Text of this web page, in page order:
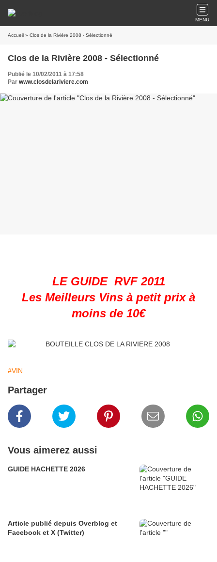
MENU
Accueil » Clos de la Rivière 2008 - Sélectionné
Clos de la Rivière 2008 - Sélectionné
Publié le 10/02/2011 à 17:58
Par www.closdelariviere.com
LE GUIDE RVF 2011
Les Meilleurs Vins à petit prix à
moins de 10€
#VIN
Partager
Vous aimerez aussi
GUIDE HACHETTE 2026
Article publié depuis Overblog et
Facebook et X (Twitter)